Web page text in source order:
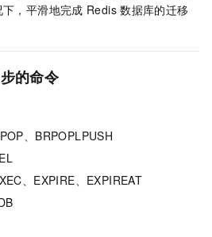
，平滑地完成 Redis 数据库的迁移
的命令
、BRPOPLPUSH
、EXPIRE、EXPIREAT